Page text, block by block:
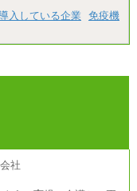
入している企業
免疫機